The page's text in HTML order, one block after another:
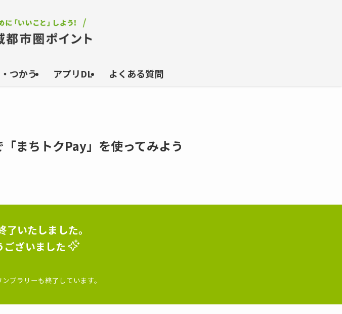
つかう アプリDL よくある質問
まちトクPay」を使ってみよう
いたしました。
ございました
プラリーも終了しています。